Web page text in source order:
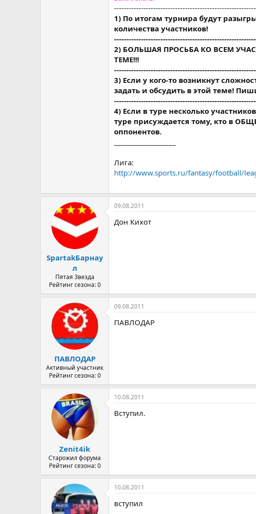
1) По итогам турнира будут
количества участников!
2) БОЛЬШАЯ ПРОСЬБА КО ВСЕМ
ТЕМЕ!!!
3) Если у кого-то возникнут
задать и обсудить в этой теме!
4) Если в туре несколько
туре присуждается тому, кто в
оппонентов.
Лига:
http://www.sports.ru/fantasy/football/
SpartakБарнау
л
Пятая Звезда
Рейтинг сезона: 0
09.08.2011
Дон Кихот
ПАВЛОДАР
Активный участник
Рейтинг сезона: 0
09.08.2011
ПАВЛОДАР
Zenit4ik
Старожил форума
Рейтинг сезона: 0
10.08.2011
Вступил.
10.08.2011
вступил